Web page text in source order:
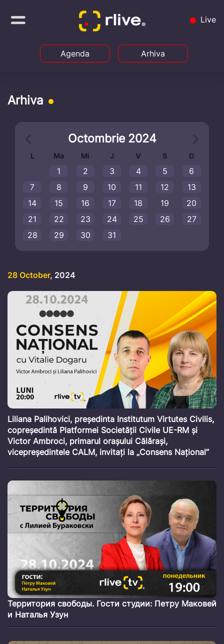
Live
Agenda Arhiva
Arhiva
Octombrie 2024
L Ma Mi J V S D
1 2 3 4 5
6
7
8 9 10 11 12
13
14
15 16 17 18 19
20
21
22 23 24 25 26
27
28
29 30 31
28 October, 2024
Liliana Palihovici, președinta Institutum Virtutes Civilis,
copreședintă Platformei Societății Civile UE-RM și
Victor Ambroci, primarul orașului Călărași,
vicepreședintele CALM, invitați la „Consens Național”
Территория свободы. Гости студии: Петру Маковей
и Наталья Узун